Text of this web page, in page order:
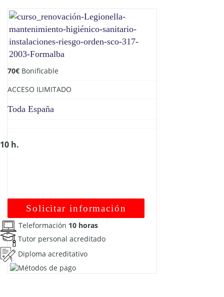
70€ Bonificable
ACCESO ILIMITADO
Toda España
10 h.
Solicitar información
Teleformación 10 horas
Tutor personal acreditado
Diploma acreditativo